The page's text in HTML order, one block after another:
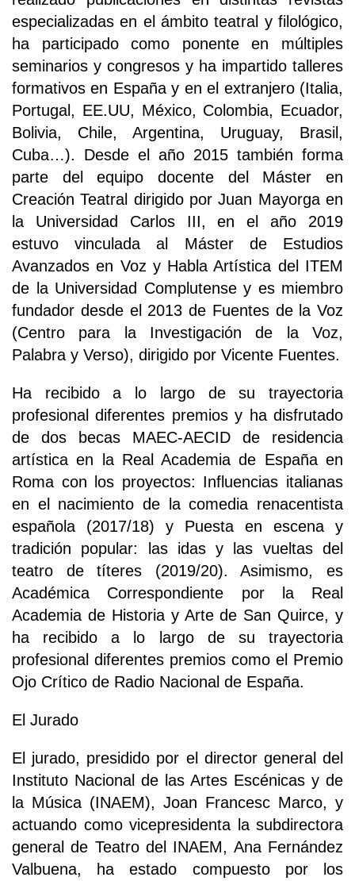
especializadas en el ámbito teatral y filológico,
ha participado como ponente en múltiples
seminarios y congresos y ha impartido talleres
formativos en España y en el extranjero (Italia,
Portugal, EE.UU, México, Colombia, Ecuador,
Bolivia, Chile, Argentina, Uruguay, Brasil,
Cuba…). Desde el año 2015 también forma
parte del equipo docente del Máster en
Creación Teatral dirigido por Juan Mayorga en
la Universidad Carlos III, en el año 2019
estuvo vinculada al Máster de Estudios
Avanzados en Voz y Habla Artística del ITEM
de la Universidad Complutense y es miembro
fundador desde el 2013 de Fuentes de la Voz
(Centro para la Investigación de la Voz,
Palabra y Verso), dirigido por Vicente Fuentes.
Ha recibido a lo largo de su trayectoria
profesional diferentes premios y ha disfrutado
de dos becas MAEC-AECID de residencia
artística en la Real Academia de España en
Roma con los proyectos: Influencias italianas
en el nacimiento de la comedia renacentista
española (2017/18) y Puesta en escena y
tradición popular: las idas y las vueltas del
teatro de títeres (2019/20). Asimismo, es
Académica Correspondiente por la Real
Academia de Historia y Arte de San Quirce, y
ha recibido a lo largo de su trayectoria
profesional diferentes premios como el Premio
Ojo Crítico de Radio Nacional de España.
El Jurado
El jurado, presidido por el director general del
Instituto Nacional de las Artes Escénicas y de
la Música (INAEM), Joan Francesc Marco, y
actuando como vicepresidenta la subdirectora
general de Teatro del INAEM, Ana Fernández
Valbuena, ha estado compuesto por los